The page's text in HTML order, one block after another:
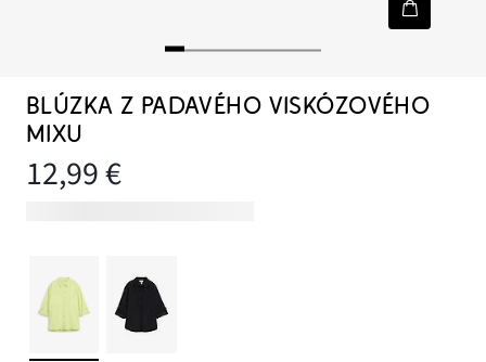
BLÚZKA Z PADAVÉHO VISKÓZOVÉHO
MIXU
12,99 €